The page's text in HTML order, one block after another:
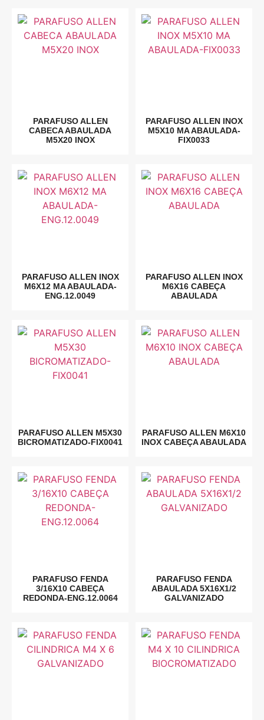
PARAFUSO ALLEN
CABECA ABAULADA
M5X20 INOX
PARAFUSO ALLEN INOX
M5X10 MA ABAULADA-
FIX0033
PARAFUSO ALLEN INOX
M6X12 MA ABAULADA-
ENG.12.0049
PARAFUSO ALLEN INOX
M6X16 CABEÇA
ABAULADA
PARAFUSO ALLEN M5X30
BICROMATIZADO-FIX0041
PARAFUSO ALLEN M6X10
INOX CABEÇA ABAULADA
PARAFUSO FENDA
3/16X10 CABEÇA
REDONDA-ENG.12.0064
PARAFUSO FENDA
ABAULADA 5X16X1/2
GALVANIZADO